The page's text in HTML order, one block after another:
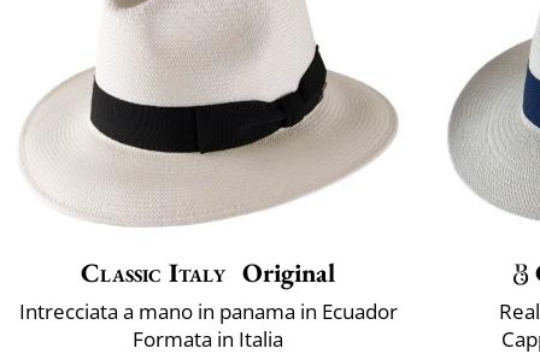
Classic Italy Original
Intrecciata a mano in panama in Ecuador
Formata in Italia